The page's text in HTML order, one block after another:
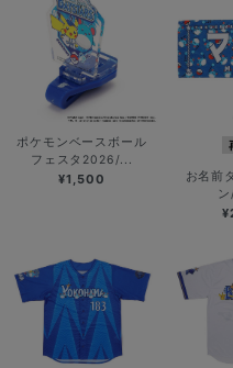
ポケモンベースボール
フェスタ2026/...
¥1,500
お名前